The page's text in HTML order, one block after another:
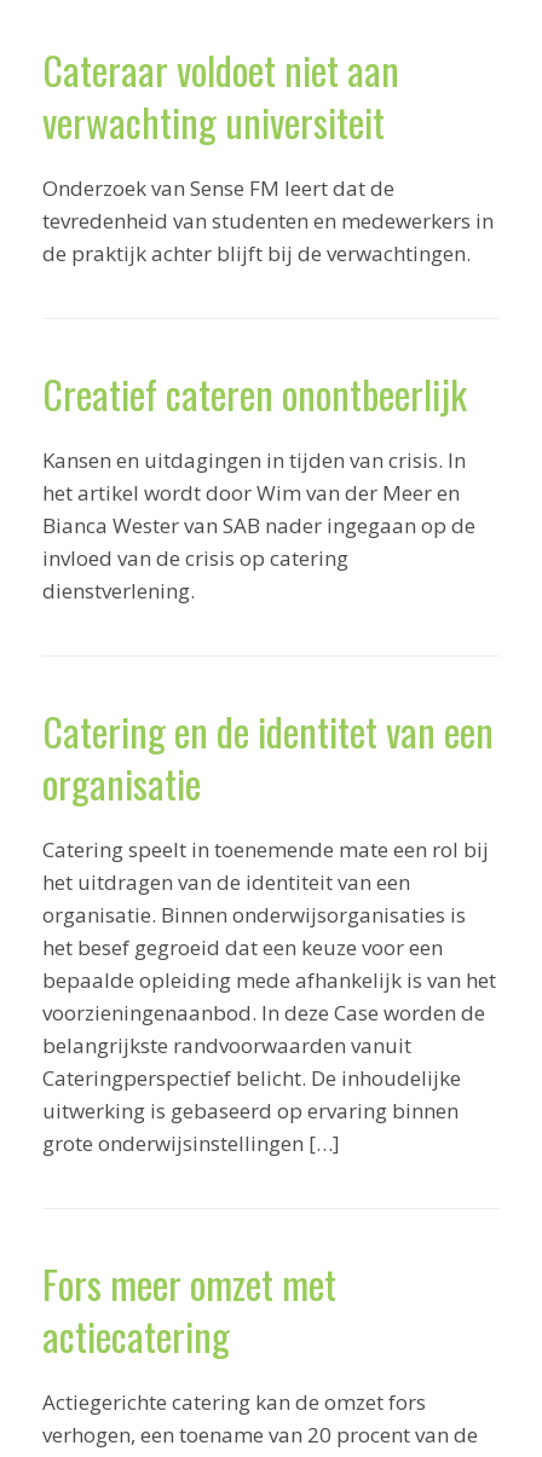
Cateraar voldoet niet aan
verwachting universiteit
Onderzoek van Sense FM leert dat de
tevredenheid van studenten en medewerkers in
de praktijk achter blijft bij de verwachtingen.
Creatief cateren onontbeerlijk
Kansen en uitdagingen in tijden van crisis. In
het artikel wordt door Wim van der Meer en
Bianca Wester van SAB nader ingegaan op de
invloed van de crisis op catering
dienstverlening.
Catering en de identitet van een
organisatie
Catering speelt in toenemende mate een rol bij
het uitdragen van de identiteit van een
organisatie. Binnen onderwijsorganisaties is
het besef gegroeid dat een keuze voor een
bepaalde opleiding mede afhankelijk is van het
voorzieningenaanbod. In deze Case worden de
belangrijkste randvoorwaarden vanuit
Cateringperspectief belicht. De inhoudelijke
uitwerking is gebaseerd op ervaring binnen
grote onderwijsinstellingen […]
Fors meer omzet met
actiecatering
Actiegerichte catering kan de omzet fors
verhogen, een toename van 20 procent van de